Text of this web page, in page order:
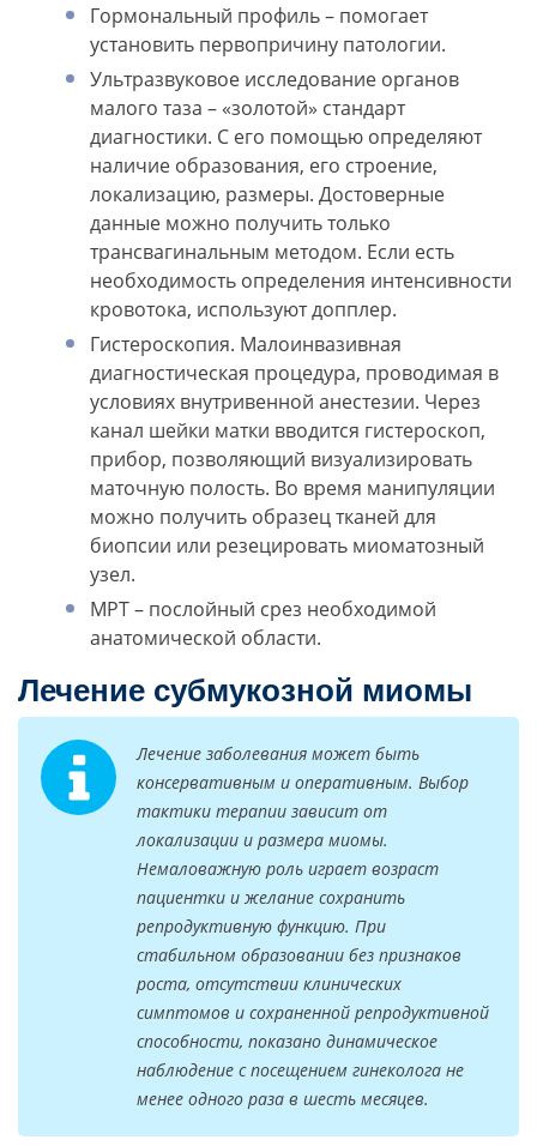
Гормональный профиль – помогает
установить первопричину патологии.
Ультразвуковое исследование органов
малого таза – «золотой» стандарт
диагностики. С его помощью определяют
наличие образования, его строение,
локализацию, размеры. Достоверные
данные можно получить только
трансвагинальным методом. Если есть
необходимость определения интенсивности
кровотока, используют допплер.
Гистероскопия. Малоинвазивная
диагностическая процедура, проводимая в
условиях внутривенной анестезии. Через
канал шейки матки вводится гистероскоп,
прибор, позволяющий визуализировать
маточную полость. Во время манипуляции
можно получить образец тканей для
биопсии или резецировать миоматозный
узел.
МРТ – послойный срез необходимой
анатомической области.
Лечение субмукозной миомы
Лечение заболевания может быть
консервативным и оперативным. Выбор
тактики терапии зависит от
локализации и размера миомы.
Немаловажную роль играет возраст
пациентки и желание сохранить
репродуктивную функцию. При
стабильном образовании без признаков
роста, отсутствии клинических
симптомов и сохраненной репродуктивной
способности, показано динамическое
наблюдение с посещением гинеколога не
менее одного раза в шесть месяцев.